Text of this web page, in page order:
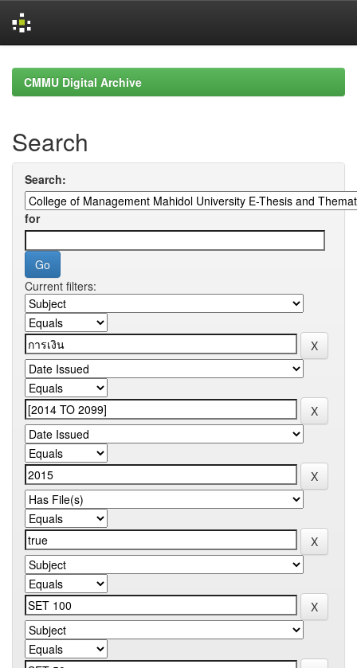
navigationCMMU Digital Archive
Search
Search:
for
Current filters: